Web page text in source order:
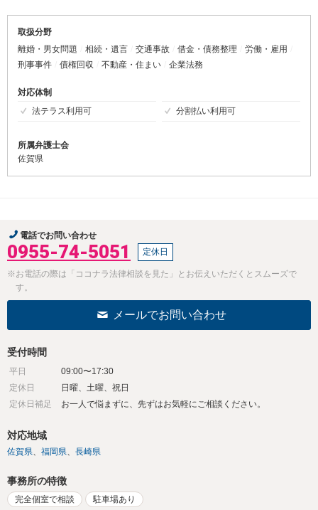
取扱分野
離婚・男女問題
相続・遺言 交通事故 借金・債務整理
労働・雇用
刑事事件
債権回収 不動産・住まい 企業法務
対応体制
法テラス利用可
分割払い利用可
所属弁護士会
佐賀県
電話でお問い合わせ
0955-74-5051 定休日
※お電話の際は「ココナラ法律相談を見た」とお伝えいただくとスムーズで
す。
メールでお問い合わせ
受付時間
平日
09:00〜17:30
定休日
日曜、土曜、祝日
定休日補足
お一人で悩まずに、先ずはお気軽にご相談ください。
対応地域
佐賀県 福岡県 長崎県
事務所の特徴
完全個室で相談 駐車場あり